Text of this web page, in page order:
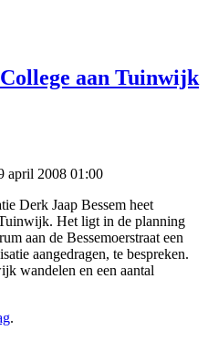
aan Tuinwijk
april 2008 01:00
Derk Jaap Bessem heet
Het ligt in de planning
aan de Bessemoerstraat een
aangedragen, te bespreken.
wandelen en een aantal
.